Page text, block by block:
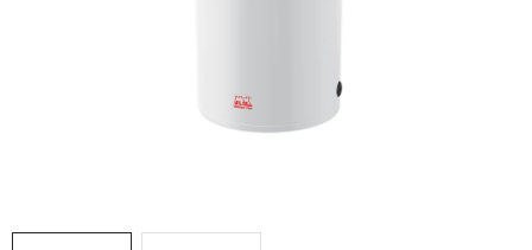
Komíny a dymovody
Filtrovanie a úprava vody